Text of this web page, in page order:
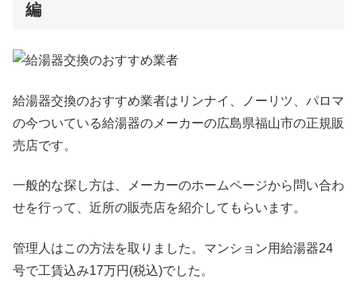
編
給湯器交換のおすすめ業者はリンナイ、ノーリツ、パロマ
の今ついている給湯器のメーカーの広島県福山市の正規販
売店です。
一般的な探し方は、メーカーのホームページから問い合わ
せを行って、近所の販売店を紹介してもらいます。
管理人はこの方法を取りました。マンション用給湯器24
号で工賃込み17万円(税込)でした。